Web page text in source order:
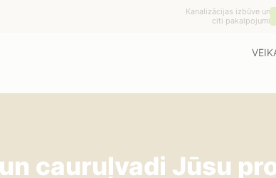
Kanalizācijas izbūve un
citi pakalpojumi
cauruļvadi Jūsu